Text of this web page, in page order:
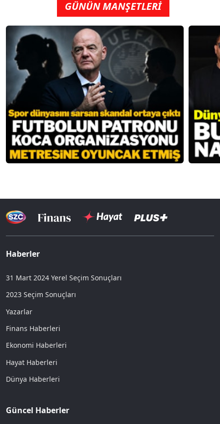
GÜNÜN MANŞETLERİ
Haberler
31 Mart 2024 Yerel Seçim Sonuçları
2023 Seçim Sonuçları
Yazarlar
Finans Haberleri
Ekonomi Haberleri
Hayat Haberleri
Dünya Haberleri
Güncel Haberler